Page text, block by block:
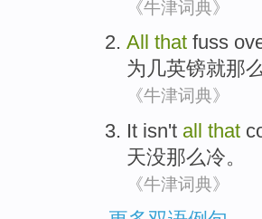
《牛津词典》
All that fuss
为 几英镑就那
《牛津词典》
It isn't all that
天没那么冷。
《牛津词典》